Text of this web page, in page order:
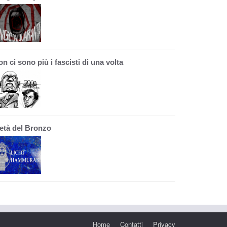
ci sono più i fascisti di una volta
del Bronzo
Home Contatti Privacy